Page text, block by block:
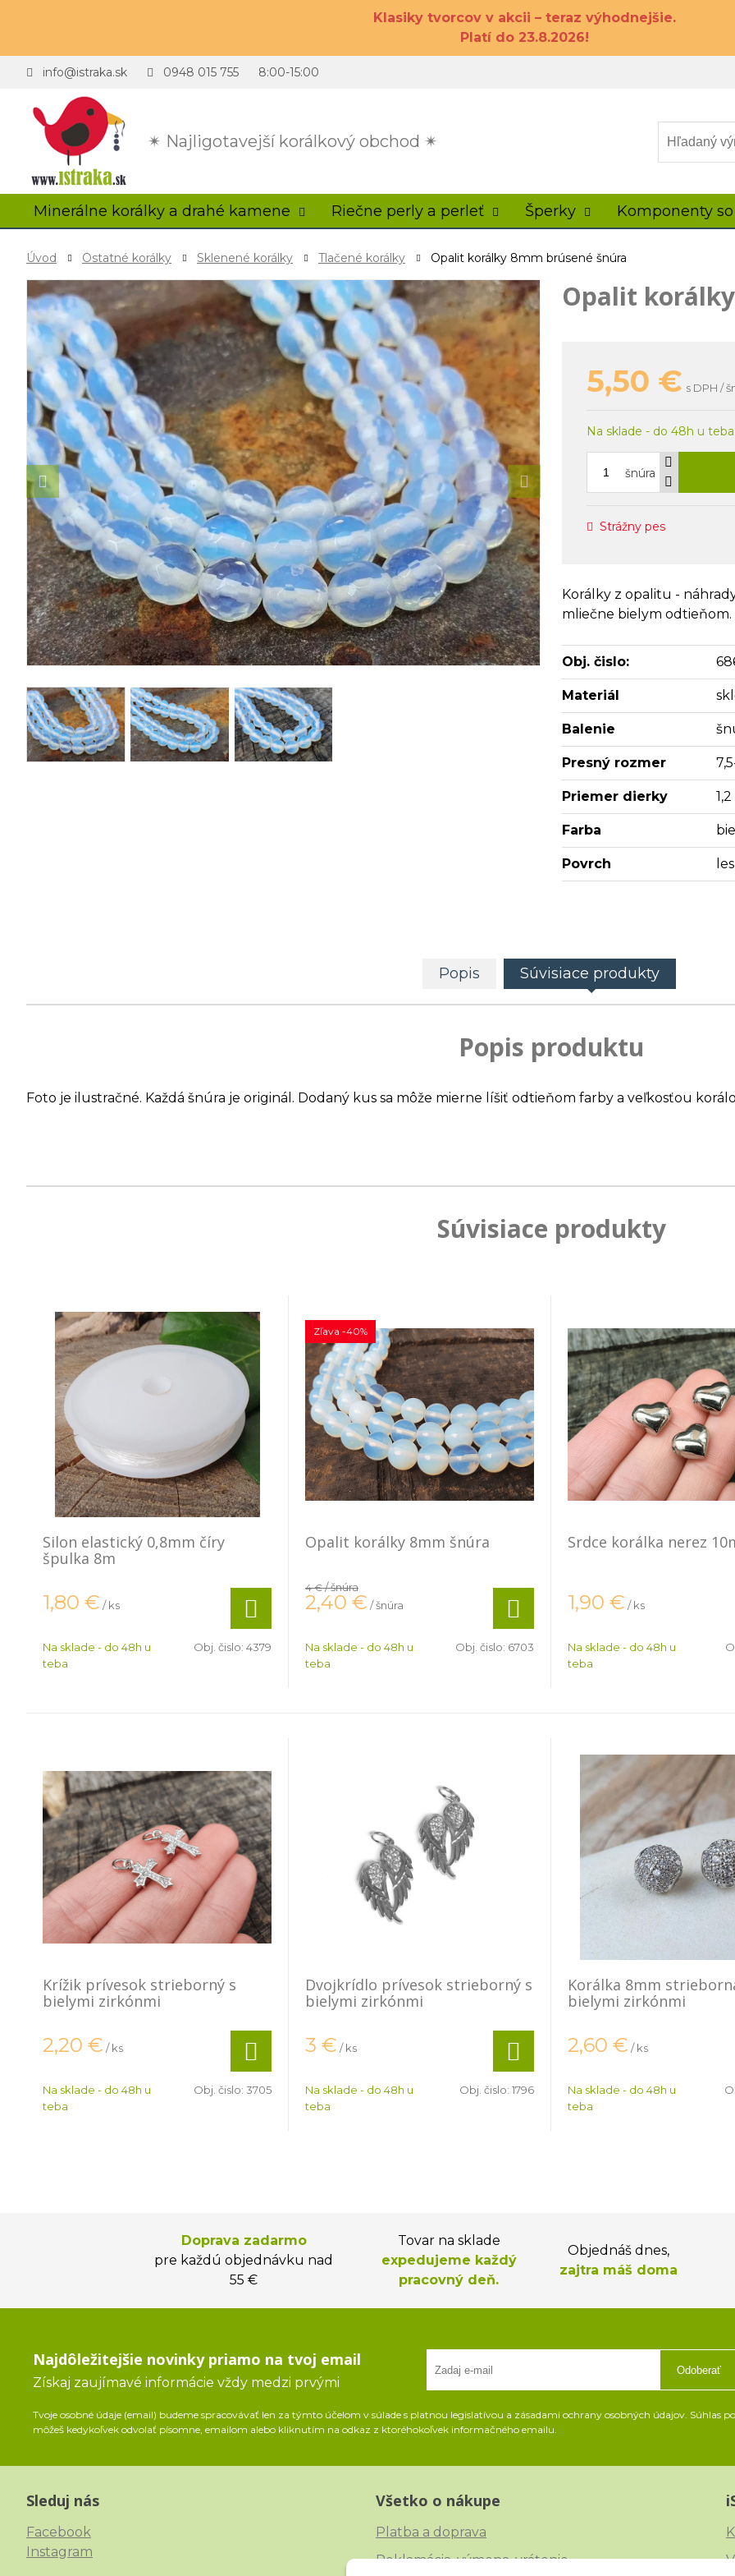
Klasiky tvorcov v akcii – teraz výhodnejšie.
Platí do 23.8.2026!
✴ Najligotavejší korálkový obchod ✴
info@istraka.sk 0948 015 755 8:00-15:00
Minerálne korálky a drahé kamene Riečne perly a perleť Šperky Komponenty
Úvod Ostatné korálky Sklenené korálky Tlačené korálky Opalit korálky 8mm brúsené šnúra
Opalit
5,50 € s DPH /
Na sklade - do 48h u teba
šnúra
Strážny pes
Korálky z opalitu -
mliečne bielym odtieňom.
Obj. čislo:
Materiál
Balenie
Presný rozmer
Priemer dierky
Farba
Povrch
Popis Súvisiace produkty
Popis produktu
Foto je ilustračné. Každá šnúra je originál. Dodaný kus sa môže mierne líšiť odtieňom farby a veľkosťou
Súvisiace produkty
Silon elastický 0,8mm číry
špulka 8m
1,80 € / ks
Na sklade - do 48h u
teba
Obj. čislo: 4379
Opalit korálky 8mm šnúra
Zľava -40%
4 €/ šnúra
2,40 € / šnúra
Na sklade - do 48h u
teba
Obj. čislo: 6703
Srdce korálka nerez
1,90 € / ks
Na sklade - do 48h u
teba
Krížik prívesok strieborný s
bielymi zirkónmi
2,20 € / ks
Na sklade - do 48h u
teba
Obj. čislo: 3705
Dvojkrídlo prívesok strieborný s
bielymi zirkónmi
3 € / ks
Na sklade - do 48h u
teba
Obj. čislo: 1796
Korálka 8mm
bielymi zirkónmi
2,60 € / ks
Na sklade - do 48h u
teba
Doprava zadarmo
pre každú objednávku nad
55 €
Tovar na sklade
expedujeme každý
pracovný deň.
Objednáš dnes,
zajtra máš doma
Najdôležitejšie novinky priamo na tvoj email
Získaj zaujímavé informácie vždy medzi prvými
Odoberať
Tvoje osobné údaje (email) budeme spracovávať len za týmto účelom v súlade s platnou legislatívou a zásadami ochrany osobných údajov. Súhlas
môžeš kedykoľvek odvolať písomne, emailom alebo kliknutím na odkaz z ktoréhokoľvek informačného emailu.
Sleduj nás
Facebook
Instagram
Všetko o nákupe
Platba a doprava
Reklamácia, výmena, vrátenie